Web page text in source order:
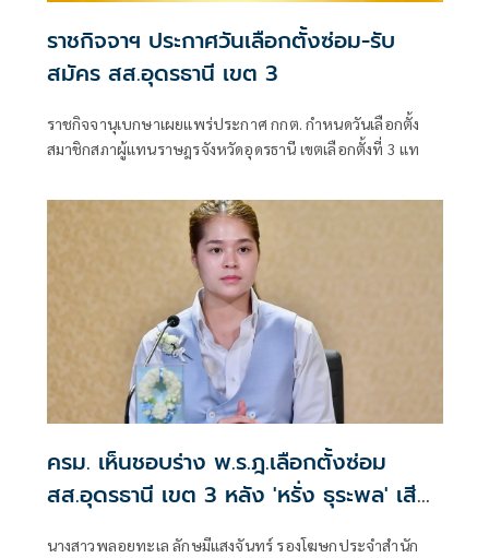
ราชกิจจาฯ ประกาศวันเลือกตั้งซ่อม-รับ
สมัคร สส.อุดรธานี เขต 3
ราชกิจจานุเบกษาเผยแพร่ประกาศ กกต. กำหนดวันเลือกตั้ง
สมาชิกสภาผู้แทนราษฎรจังหวัดอุดรธานี เขตเลือกตั้งที่ 3 แท
ครม. เห็นชอบร่าง พ.ร.ฎ.เลือกตั้งซ่อม
สส.อุดรธานี เขต 3 หลัง 'หรั่ง ธุระพล' เสีย
นางสาวพลอยทะเล ลักษมีแสงจันทร์ รองโฆษกประจำสำนัก